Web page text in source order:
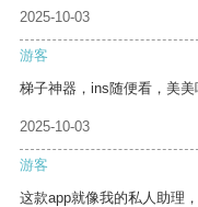
2025-10-03
游客
梯子神器，ins随便看，美美
2025-10-03
游客
这款app就像我的私人助理